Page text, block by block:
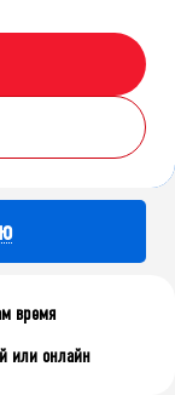
время
или онлайн